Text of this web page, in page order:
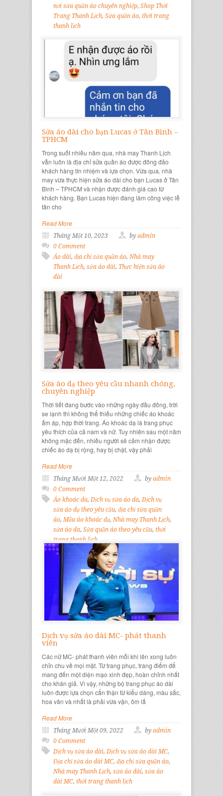
nơi sửa quần áo chuyên nghiệp, Shop Thời
Trang Thanh Lịch, Sửa quần áo, thời trang
thanh lịch
Sửa áo dài cho bạn Lucas ở Tân Bình –
TPHCM
Trong suốt nhiều năm qua, nhà may Thanh Lịch
vẫn luôn là địa chỉ sửa quần áo được đông đảo
khách hàng tín nhiệm và lựa chọn. Vừa qua, nhà
may vừa thực hiện sửa áo dài cho bạn Lucas ở Tân
Bình – TPHCM và nhận được đánh giá cao từ
khách hàng. Bạn Lucas hiện đang làm công việc lễ
tân cho
Read More
Tháng Một 10, 2023 by admin
0 Comment
Áo dài, địa chỉ sửa quần áo, Nhà may
Thanh Lịch, sửa áo dài, Thực hiện sửa áo
dài
Sửa áo dạ theo yêu cầu nhanh chóng,
chuyên nghiệp
Thời tiết đang bước vào những ngày đầu đông, trời
se lạnh thì không thể thiếu những chiếc áo khoác
ấm áp, hợp thời trang. Áo khoác dạ là trang phục
yêu thích của cả nam và nữ. Tuy nhiên sau một năm
không mặc đến, nhiều người sẽ cảm nhận được
chiếc áo dạ bị rộng, hay bị chật, vậy phải
Read More
Tháng Mười Một 12, 2022 by admin
0 Comment
Áo khoác da, Dịch vụ sửa áo da, Dịch vụ
sửa áo dạ theo yêu cầu, địa chỉ sửa quần
áo, Mẫu áo khoác dạ, Nhà may Thanh Lịch,
sửa áo da, Sửa quần áo theo yêu cầu, thời
trang thanh lịch
Dịch vụ sửa áo dài MC- phát thanh
viên
Các nữ MC- phát thanh viên mỗi khi lên xong luôn
chỉn chu về mọi mặt. Từ trang phục, trang điểm để
mang đến một diện mạo xinh đẹp, hoàn chỉnh nhất
cho khán giả. Vì vậy, những bộ trang phục áo dài
luôn được lựa chọn cẩn thận từ kiểu dáng, màu sắc,
hoa văn và nhất là phải vừa vặn, ôm lấ
Read More
Tháng Mười Một 09, 2022 by admin
0 Comment
Dịch vụ sửa áo dài, Dịch vụ sửa áo dài MC,
Địa chỉ sửa áo dài MC, địa chỉ sửa quần áo,
Nhà may Thanh Lịch, sửa áo dài, sửa áo
dài MC, thời trang thanh lịch